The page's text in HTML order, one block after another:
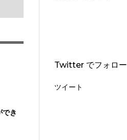
き
Twitter でフォロー
ツイート